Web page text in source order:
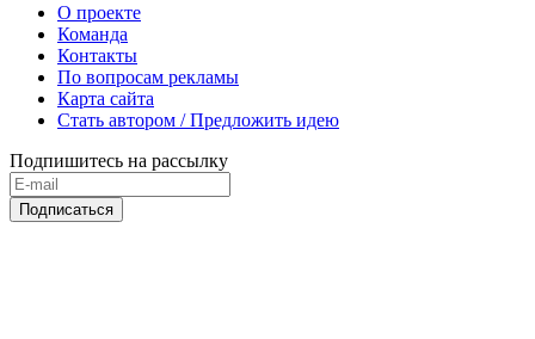
О проекте
Команда
Контакты
По вопросам рекламы
Карта сайта
Стать автором / Предложить идею
Подпишитесь на рассылку
Подписаться